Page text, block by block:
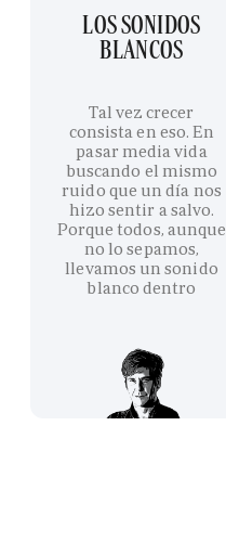
LOS SONIDOS
BLANCOS
Tal vez crecer
consista en eso. En
pasar media vida
buscando el mismo
ruido que un día nos
hizo sentir a salvo.
Porque todos, aunque
no lo sepamos,
llevamos un sonido
blanco dentro